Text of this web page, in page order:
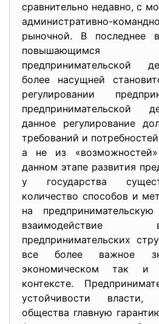
сравнительно недавно, с
административно-
рыночной. В последнее
предпринимательской
более насущней
регулировании
предпринимательской
данное регулирование
требований и
а не из
данном этапе развития
у государства
количество способов и
на
предпринимательских
все более важное
экономическом так и
контексте.
устойчивости власти,
общества главную